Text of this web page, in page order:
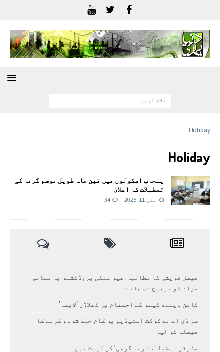
Holiday
Holiday
پنجاب اسکولوں میں تین ماہ طویل موسم گرما کی
تعطیلات کا اعلان
مئی 11, 2026 34
فیصل قریشی کا مطالبہ: غیر ملکی پروڈکشنز پر مقامی
مواد کو ترجیح دی جائے
کامن ویلتھ گیمز کے اختتام پر کھلاڑی ‘لاپتہ’
سی ڈی اے نے کرکٹ اسٹیڈیم پر کام جلد شروع کرنے کا
فیصلہ کر لیا
مشرقی ایشیا ‘بے رحم گرمی’ کی لپیٹ میں